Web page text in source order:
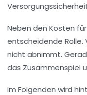
Neben den Kosten
entscheidende
nicht abnimmt.
das Zusammenspiel
Im Folgenden wird